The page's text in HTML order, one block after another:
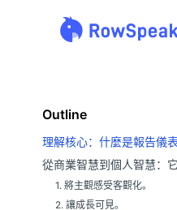
Outline
理解核心：什麼是報告儀表
從商業智慧到個人智慧：
1. 將主觀感受客觀化。
2. 讓成長可見。